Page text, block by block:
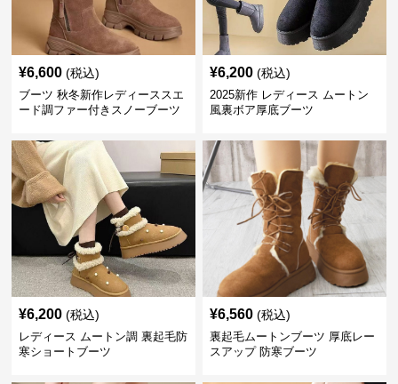
¥6,600 (税込)
ブーツ 秋冬新作レディーススエ
ード調ファー付きスノーブーツ
¥6,200 (税込)
2025新作 レディース ムートン
風裏ボア厚底ブーツ
¥6,200 (税込)
レディース ムートン調 裏起毛防
寒ショートブーツ
¥6,560 (税込)
裏起毛ムートンブーツ 厚底レー
スアップ 防寒ブーツ